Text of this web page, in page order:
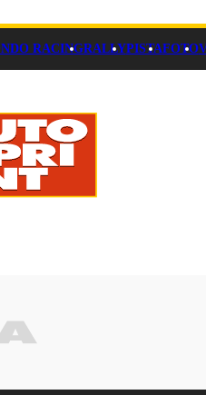
RACINGRALLYPISTAFOTO